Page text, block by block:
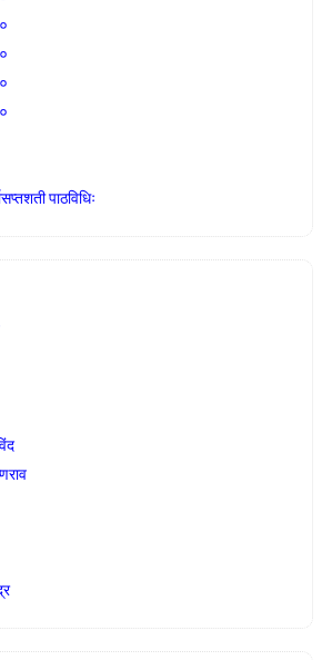
पाठविधिः